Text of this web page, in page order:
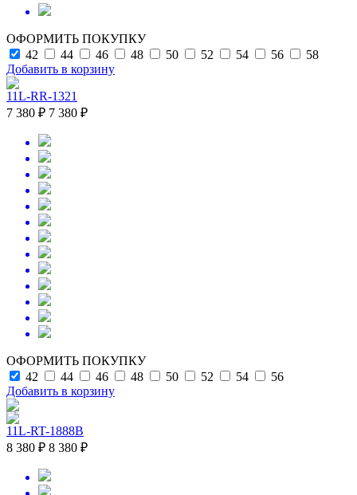
ОФОРМИТЬ ПОКУПКУ
42
44 46 48 50 52 54 56
58
Добавить в корзину
11L-RR-1321
7 380 ₽ 7 380 ₽
ОФОРМИТЬ ПОКУПКУ
42
44 46 48 50 52 54
56
Добавить в корзину
11L-RT-1888B
8 380 ₽ 8 380 ₽